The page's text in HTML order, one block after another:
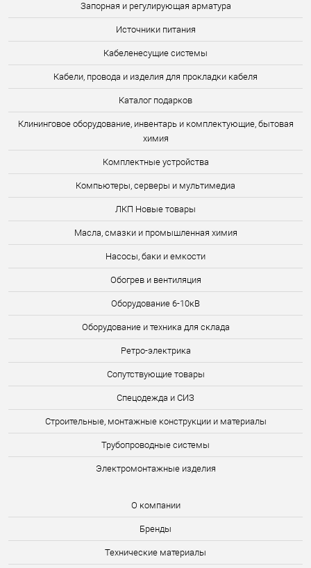
Запорная и регулирующая арматура
Источники питания
Кабеленесущие системы
Кабели, провода и изделия для прокладки кабеля
Каталог подарков
Клининговое оборудование, инвентарь и комплектующие, бытовая
химия
Комплектные устройства
Компьютеры, серверы и мультимедиа
ЛКП Новые товары
Масла, смазки и промышленная химия
Насосы, баки и емкости
Обогрев и вентиляция
Оборудование 6-10кВ
Оборудование и техника для склада
Ретро-электрика
Сопутствующие товары
Спецодежда и СИЗ
Строительные, монтажные конструкции и материалы
Трубопроводные системы
Электромонтажные изделия
О компании
Бренды
Технические материалы